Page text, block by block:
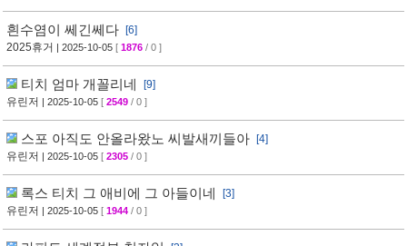
흰수염이 쎄긴쎄다
[6]
2025휴거 | 2025-10-05 [ 1876 / 0 ]
티치 엄마 개꼴리네
[9]
유린저 | 2025-10-05 [ 2549 / 0 ]
스포 아직도 안올라왔노 씨발새끼들아
[4]
유린저 | 2025-10-05 [ 2305 / 0 ]
록스 티치 그 애비에 그 아들이네
[3]
유린저 | 2025-10-05 [ 1944 / 0 ]